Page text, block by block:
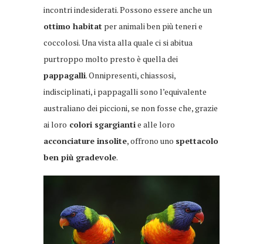
incontri indesiderati. Possono essere anche un
ottimo habitat per animali ben più teneri e
coccolosi. Una vista alla quale ci si abitua
purtroppo molto presto è quella dei
pappagalli. Onnipresenti, chiassosi,
indisciplinati, i pappagalli sono l’equivalente
australiano dei piccioni, se non fosse che, grazie
ai loro colori sgargiantie alle loro
acconciature insolite, offrono uno spettacolo
ben più gradevole.